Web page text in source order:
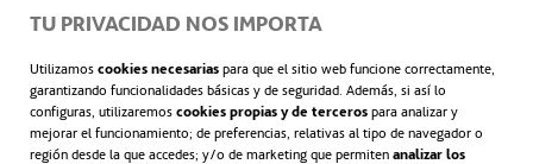
TU PRIVACIDAD NOS IMPORTA
Utilizamos cookies necesarias para que el sitio web funcione correctamente,
garantizando funcionalidades básicas y de seguridad. Además, si así lo
configuras, utilizaremos cookies propias y de terceros para analizar y
mejorar el funcionamiento; de preferencias, relativas al tipo de navegador o
región desde la que accedes; y/o de marketing que permiten analizar los